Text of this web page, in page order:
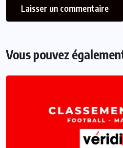
Vous pouvez